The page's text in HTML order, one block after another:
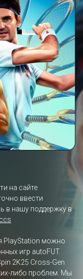
на сайте
ввести
в нашу поддержку в
PlayStation можно
игр autoFUT.
2K25 Cross-Gen
либо проблем. Мы